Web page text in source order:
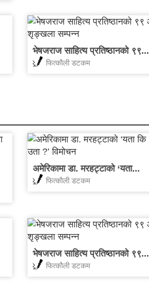
भेषजराज साहित्य प्रतिष्ठानको ९९...
फित्काैली डटकम
अमेरिकामा डा. मरहट्टाको ‘यता...
फित्काैली डटकम
भेषजराज साहित्य प्रतिष्ठानको ९९...
फित्काैली डटकम